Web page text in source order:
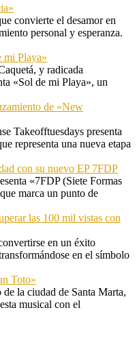
convierte el desamor en
personal y esperanza.
mi Playa»
y radicada
«Sol de mi Playa», un
de «New
Takeofftuesdays presenta
representa una nueva etapa
con su nuevo EP 7FDP
«7FDP (Siete Formas
marca un punto de
las 100 mil vistas con
en un éxito
en el símbolo
Toto»
la ciudad de Santa Marta,
musical con el